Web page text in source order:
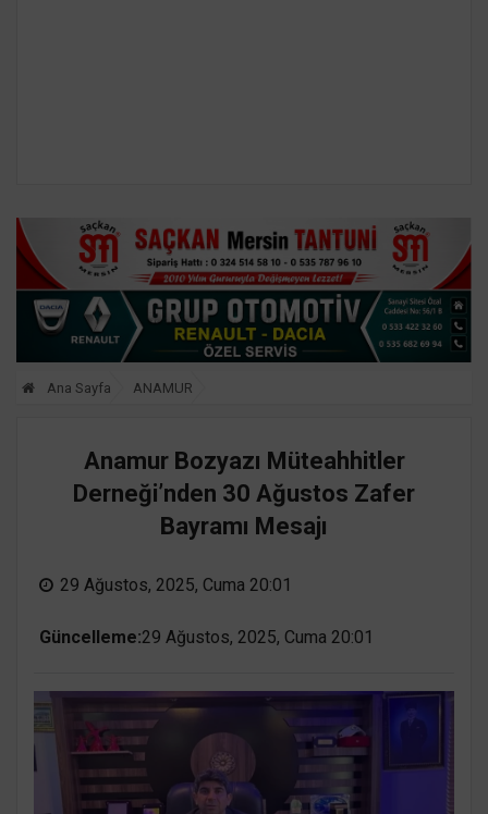
Ana Sayfa ANAMUR
Anamur Bozyazı Müteahhitler
Derneği’nden 30 Ağustos Zafer
Bayramı Mesajı
29 Ağustos, 2025, Cuma 20:01
Güncelleme:29 Ağustos, 2025, Cuma 20:01